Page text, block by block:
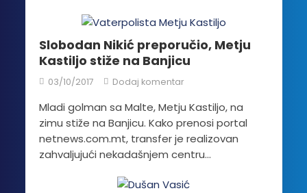
Slobodan Nikić preporučio, Metju
Kastiljo stiže na Banjicu
03/10/2017 Dodaj komentar
Mladi golman sa Malte, Metju Kastiljo, na
zimu stiže na Banjicu. Kako prenosi portal
netnews.com.mt, transfer je realizovan
zahvaljujući nekadašnjem centru...